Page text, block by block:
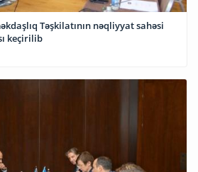
Təşkilatının nəqliyyat sahəsi
keçirilib